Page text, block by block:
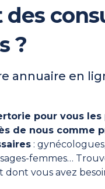
des
?
annuaire en
pour vous
de nous comme
:
femmes…
dont vous avez